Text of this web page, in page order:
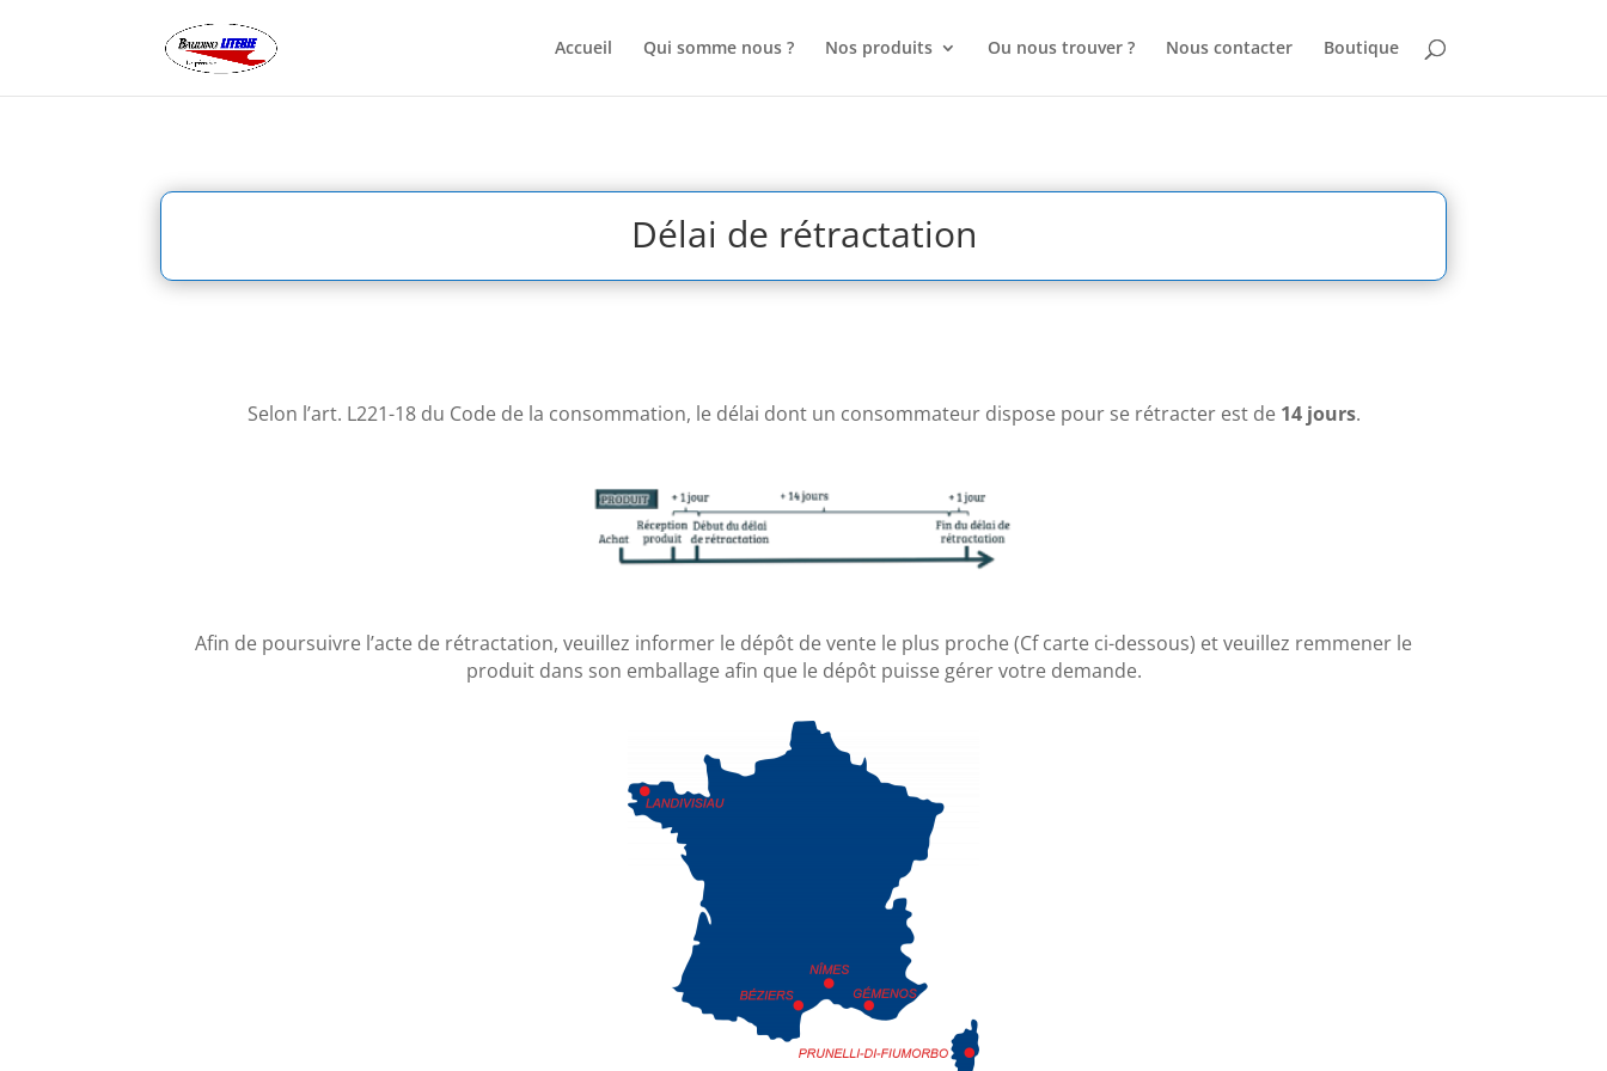
Accueil Qui somme nous ? Nos produits Ou nous trouver ? Nous contacter Boutique
Délai de rétractation
Selon l’art. L221-18 du Code de la consommation, le délai dont un consommateur dispose pour se rétracter est de 14 jours.
Afin de poursuivre l’acte de rétractation, veuillez informer le dépôt de vente le plus proche (Cf carte ci-dessous) et veuillez remmener le
produit dans son emballage afin que le dépôt puisse gérer votre demande.